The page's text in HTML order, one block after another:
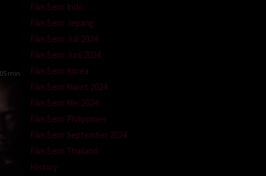
min
Film Semi Indo
Film Semi Jepang
Film Semi Juli 2024
Film Semi Juni 2024
Film Semi Korea
Film Semi Maret 2024
Film Semi Mei 2024
Film Semi Philippines
Film Semi September 2024
Film Semi Thailand
History